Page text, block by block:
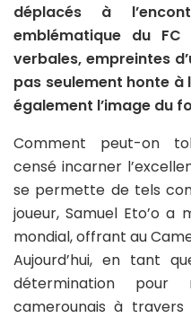
déplacés à
emblématique du FC
verbales, empreintes
pas seulement honte à
également l’image du
Comment peut-on
censé incarner
se permette de tels
joueur, Samuel Eto’o a
mondial, offrant au
Aujourd’hui, en tant
détermination pour
camerounais à travers